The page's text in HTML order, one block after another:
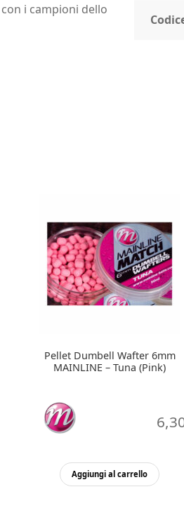
i campioni dello
Pellet Dumbell Wafter 6mm
MAINLINE – Tuna (Pink)
Aggiungi al carrello